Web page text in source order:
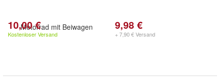
10,00 €
Kostenloser Versand
9,98 €
+ 7,90 € Versand